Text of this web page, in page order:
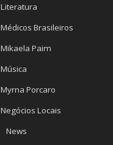
Literatura
Médicos Brasileiros
Mikaela Paim
Música
Myrna Porcaro
Negócios Locais
News